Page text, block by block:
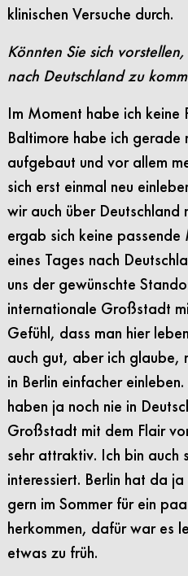
klinischen Versuche durch.
Könnten Sie sich
nach Deutschland zu
Im Moment habe ich keine
Baltimore habe ich gerade
aufgebaut und vor allem
sich erst einmal neu
wir auch über
ergab sich keine
eines Tages nach
uns der gewünschte
internationale Großstadt
Gefühl, dass man hier
auch gut, aber ich glaube,
in Berlin einfacher
haben ja noch nie in
Großstadt mit dem Flair
sehr attraktiv. Ich bin auch
interessiert. Berlin hat da
gern im Sommer für ein
herkommen, dafür war es
etwas zu früh.